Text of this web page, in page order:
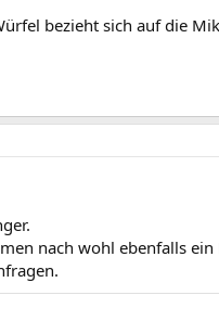
bezieht sich auf die
nach wohl ebenfalls